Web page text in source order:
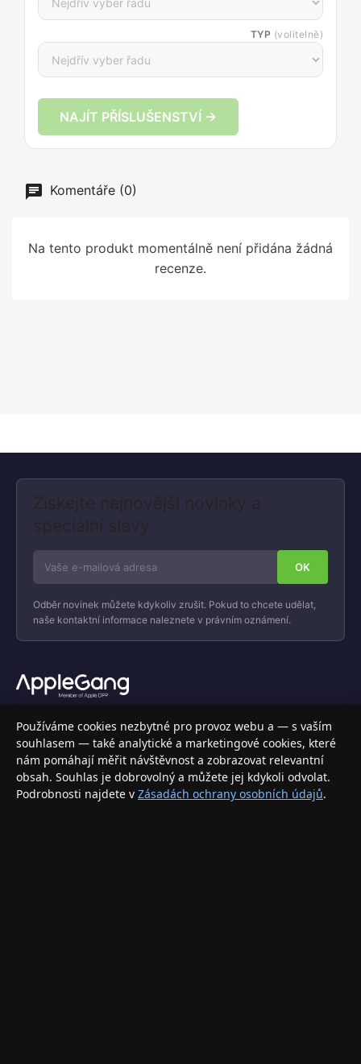
TYP (volitelně)
NAJÍT PŘÍSLUŠENSTVÍ →
Komentáře (0)
Na tento produkt momentálně není přidána žádná
recenze.
Získejte nejnovější novinky a
speciální slevy
Odběr novinek můžete kdykoliv zrušit. Pokud to chcete udělat,
naše kontaktní informace naleznete v právním oznámení.
Váš specializovaný obchod s Apple produkty, příslušenstvím a
elektronikou. Nakupujte bezpečně a s jistotou.
INFORMACE
Doprava a doručení
Používáme cookies nezbytné pro provoz webu a — s vaším
souhlasem — také analytické a marketingové cookies, které
nám pomáhají měřit návštěvnost a zobrazovat relevantní
obsah. Souhlas je dobrovolný a můžete jej kdykoli odvolat.
Podrobnosti najdete v Zásadách ochrany osobních údajů.